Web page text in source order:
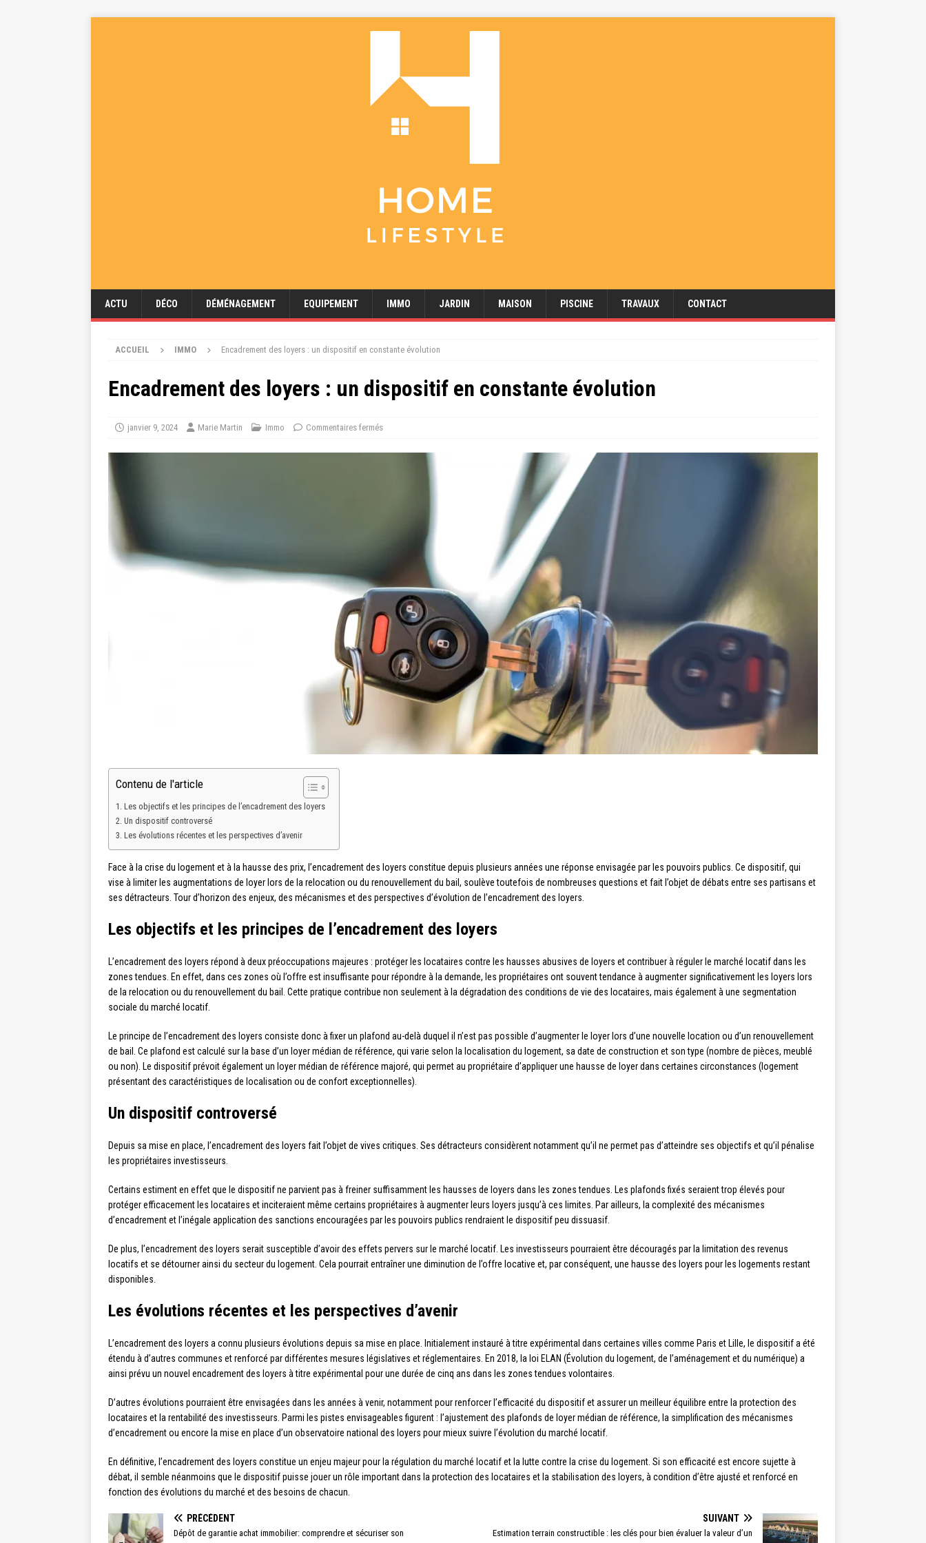
ACTU DÉCO DÉMÉNAGEMENT EQUIPEMENT IMMO JARDIN MAISON PISCINE TRAVAUX CONTACT
ACCUEIL IMMO Encadrement des loyers : un dispositif en constante évolution
Encadrement des loyers : un dispositif en constante évolution
janvier 9, 2024 Marie Martin Immo Commentaires fermés
Contenu de l'article
Les objectifs et les principes de l’encadrement des loyers
Un dispositif controversé
Les évolutions récentes et les perspectives d’avenir
Face à la crise du logement et à la hausse des prix, l’encadrement des loyers constitue depuis plusieurs années une réponse envisagée par les pouvoirs publics. Ce dispositif, qui
vise à limiter les augmentations de loyer lors de la relocation ou du renouvellement du bail, soulève toutefois de nombreuses questions et fait l’objet de débats entre ses partisans et
ses détracteurs. Tour d’horizon des enjeux, des mécanismes et des perspectives d’évolution de l’encadrement des loyers.
Les objectifs et les principes de l’encadrement des loyers
L’encadrement des loyers répond à deux préoccupations majeures : protéger les locataires contre les hausses abusives de loyers et contribuer à réguler le marché locatif dans les
zones tendues. En effet, dans ces zones où l’offre est insuffisante pour répondre à la demande, les propriétaires ont souvent tendance à augmenter significativement les loyers lors
de la relocation ou du renouvellement du bail. Cette pratique contribue non seulement à la dégradation des conditions de vie des locataires, mais également à une segmentation
sociale du marché locatif.
Le principe de l’encadrement des loyers consiste donc à fixer un plafond au-delà duquel il n’est pas possible d’augmenter le loyer lors d’une nouvelle location ou d’un renouvellement
de bail. Ce plafond est calculé sur la base d’un loyer médian de référence, qui varie selon la localisation du logement, sa date de construction et son type (nombre de pièces, meublé
ou non). Le dispositif prévoit également un loyer médian de référence majoré, qui permet au propriétaire d’appliquer une hausse de loyer dans certaines circonstances (logement
présentant des caractéristiques de localisation ou de confort exceptionnelles).
Un dispositif controversé
Depuis sa mise en place, l’encadrement des loyers fait l’objet de vives critiques. Ses détracteurs considèrent notamment qu’il ne permet pas d’atteindre ses objectifs et qu’il pénalise
les propriétaires investisseurs.
Certains estiment en effet que le dispositif ne parvient pas à freiner suffisamment les hausses de loyers dans les zones tendues. Les plafonds fixés seraient trop élevés pour
protéger efficacement les locataires et inciteraient même certains propriétaires à augmenter leurs loyers jusqu’à ces limites. Par ailleurs, la complexité des mécanismes
d’encadrement et l’inégale application des sanctions encouragées par les pouvoirs publics rendraient le dispositif peu dissuasif.
De plus, l’encadrement des loyers serait susceptible d’avoir des effets pervers sur le marché locatif. Les investisseurs pourraient être découragés par la limitation des revenus
locatifs et se détourner ainsi du secteur du logement. Cela pourrait entraîner une diminution de l’offre locative et, par conséquent, une hausse des loyers pour les logements restant
disponibles.
Les évolutions récentes et les perspectives d’avenir
L’encadrement des loyers a connu plusieurs évolutions depuis sa mise en place. Initialement instauré à titre expérimental dans certaines villes comme Paris et Lille, le dispositif a été
étendu à d’autres communes et renforcé par différentes mesures législatives et réglementaires. En 2018, la loi ELAN (Évolution du logement, de l’aménagement et du numérique) a
ainsi prévu un nouvel encadrement des loyers à titre expérimental pour une durée de cinq ans dans les zones tendues volontaires.
D’autres évolutions pourraient être envisagées dans les années à venir, notamment pour renforcer l’efficacité du dispositif et assurer un meilleur équilibre entre la protection des
locataires et la rentabilité des investisseurs. Parmi les pistes envisageables figurent : l’ajustement des plafonds de loyer médian de référence, la simplification des mécanismes
d’encadrement ou encore la mise en place d’un observatoire national des loyers pour mieux suivre l’évolution du marché locatif.
En définitive, l’encadrement des loyers constitue un enjeu majeur pour la régulation du marché locatif et la lutte contre la crise du logement. Si son efficacité est encore sujette à
débat, il semble néanmoins que le dispositif puisse jouer un rôle important dans la protection des locataires et la stabilisation des loyers, à condition d’être ajusté et renforcé en
fonction des évolutions du marché et des besoins de chacun.
PRÉCÉDENT
Dépôt de garantie achat immobilier: comprendre et sécuriser son
SUIVANT
Estimation terrain constructible : les clés pour bien évaluer la valeur d’un